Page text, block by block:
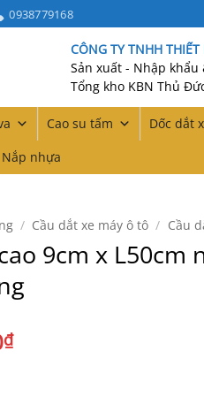
0938779168
CÔNG TY TNHH
Sản xuất - Nhập
Tổng kho KBN Thủ
Cao su tấm Dốc dắt
Nắp nhựa
/ Cầu dắt xe máy ô tô / Cầu
9cm x L50cm
₫Giá